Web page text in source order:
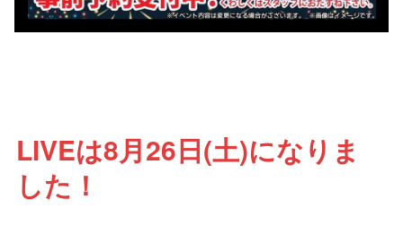
LIVEは8月26日(土)になりま
した！